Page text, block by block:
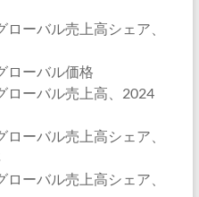
ーバル売上高シェア、
ローバル価格
ローバル売上高、2024
ーバル売上高シェア、
ーバル売上高シェア、